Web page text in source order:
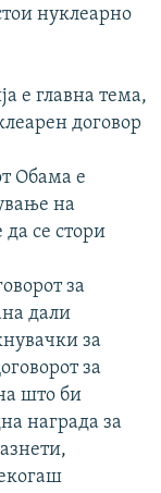
нуклеарно
е главна тема,
договор
Обама е
на
се стори
за
дали
за
за
што би
награда за